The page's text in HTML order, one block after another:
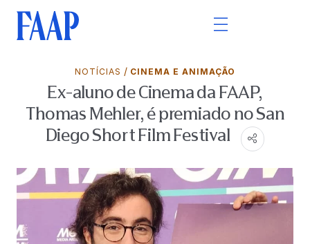
NOTÍCIAS / CINEMA E ANIMAÇÃO
Ex-aluno de Cinema da FAAP,
Thomas Mehler, é premiado no San
Diego Short Film Festival